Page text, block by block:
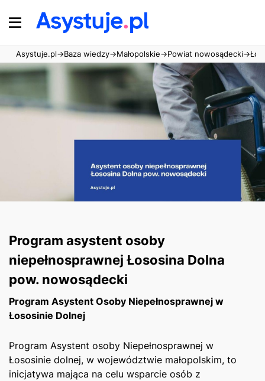
Asystuje.pl→Baza wiedzy→Małopolskie→Powiat nowosądecki→
Program asystent osoby
niepełnosprawnej Łososina Dolna
pow. nowosądecki
Program Asystent Osoby Niepełnosprawnej w
‍Łososinie Dolnej
Program Asystent osoby Niepełnosprawnej ‍w
Łososinie dolnej,⁢ w województwie małopolskim, to
inicjatywa mająca na celu wsparcie osób z